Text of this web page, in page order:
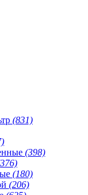
(831)
(398)
(180)
(206)